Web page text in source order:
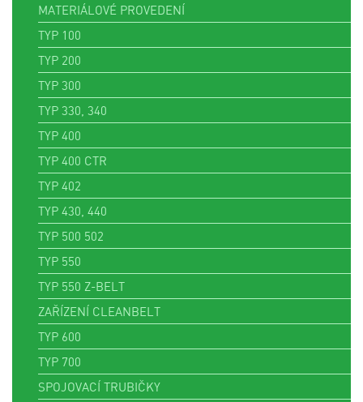
MATERIÁLOVÉ PROVEDENÍ
TYP 100
TYP 200
TYP 300
TYP 330, 340
TYP 400
TYP 400 CTR
TYP 402
TYP 430, 440
TYP 500 502
TYP 550
TYP 550 Z-BELT
ZAŘÍZENÍ CLEANBELT
TYP 600
TYP 700
SPOJOVACÍ TRUBIČKY